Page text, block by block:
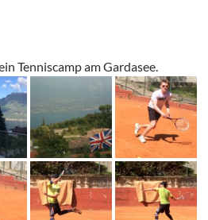
Tenniscamp am Gardasee.